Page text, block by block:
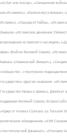
«Асбат аль-Ансар», «Священная
аль-Исламия»), «Братья-мусульмане»
Ислами»), «Лашкар-И-Тайба»,
(бывшее «Исламское движение
возрождения исламского наследия»
Шам» (Войско Великой Сирии),
Кавказ» («Кавказский Эмират»),
сообщество - структурное
государство» (другие названия:
Государство Ирака и Шама»), Джебхат
поддержки Великой Сирии),
«Аджр от Аллаха Субхану уа Тагьаля
религиозное объединение «АУМ
«Чистопольский Джамаат», «Рохнамо